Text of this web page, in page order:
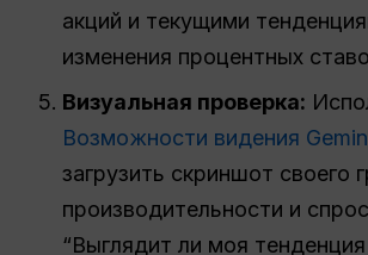
акций и текущими
изменения процентных
Визуальная проверка:
Возможности видения
загрузить скриншот своего
производительности и
“Выглядит ли моя